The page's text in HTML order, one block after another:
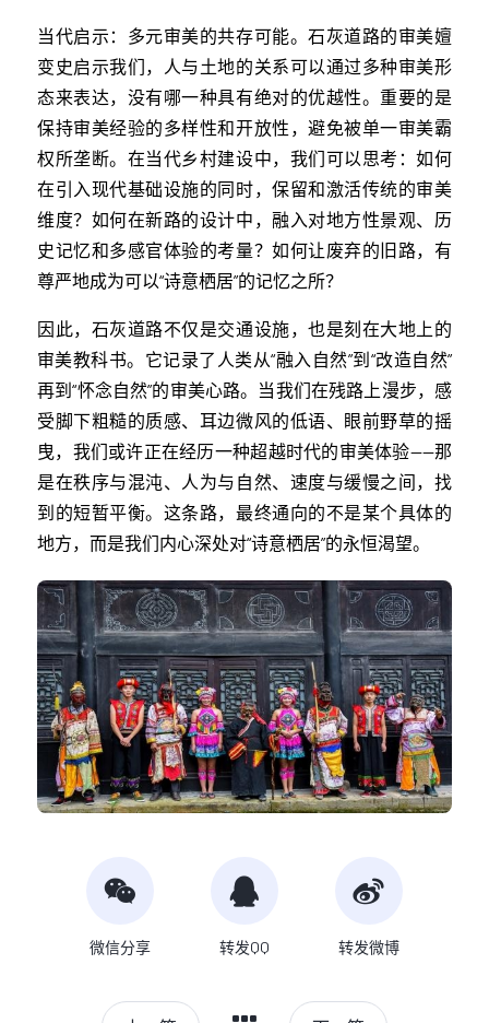
当代启示：多元审美的共存可能。石灰道路的审美嬗
变史启示我们，人与土地的关系可以通过多种审美形
态来表达，没有哪一种具有绝对的优越性。重要的是
保持审美经验的多样性和开放性，避免被单一审美霸
权所垄断。在当代乡村建设中，我们可以思考：如何
在引入现代基础设施的同时，保留和激活传统的审美
维度？如何在新路的设计中，融入对地方性景观、历
史记忆和多感官体验的考量？如何让废弃的旧路，有
尊严地成为可以“诗意栖居”的记忆之所？
因此，石灰道路不仅是交通设施，也是刻在大地上的
审美教科书。它记录了人类从“融入自然”到“改造自然”
再到“怀念自然”的审美心路。当我们在残路上漫步，感
受脚下粗糙的质感、耳边微风的低语、眼前野草的摇
曳，我们或许正在经历一种超越时代的审美体验——那
是在秩序与混沌、人为与自然、速度与缓慢之间，找
到的短暂平衡。这条路，最终通向的不是某个具体的
地方，而是我们内心深处对“诗意栖居”的永恒渴望。
微信分享 转发QQ 转发微博